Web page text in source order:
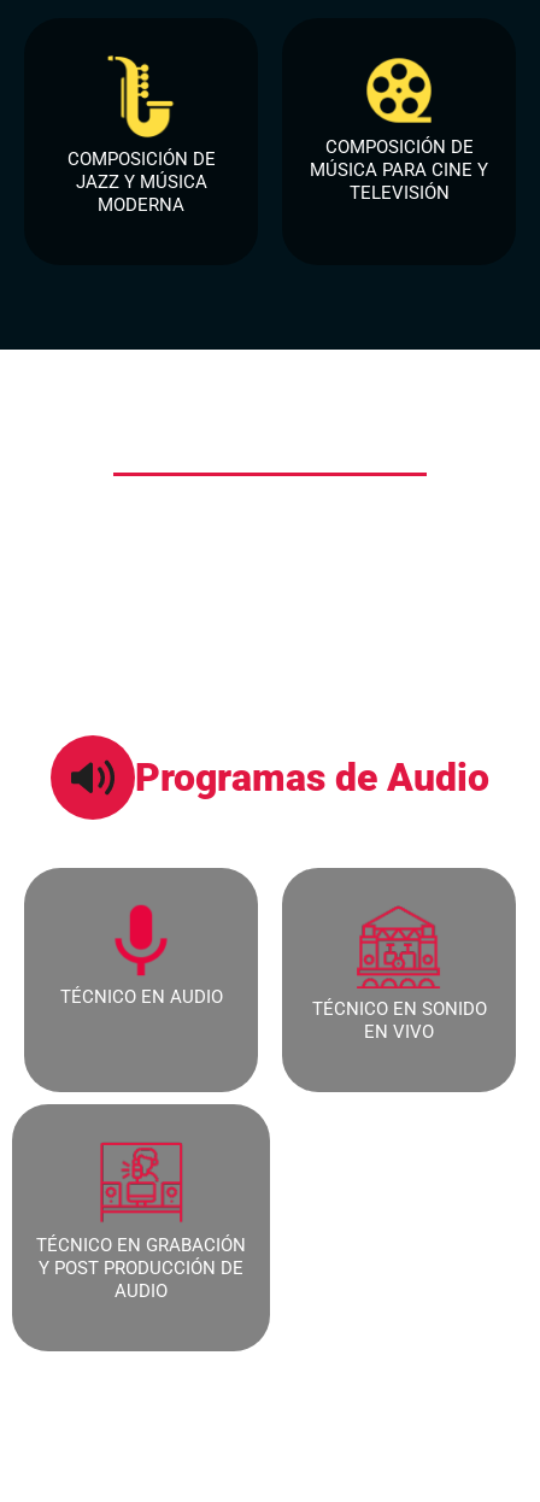
COMPOSICIÓN DE
JAZZ Y MÚSICA
MODERNA
COMPOSICIÓN DE
MÚSICA PARA CINE Y
TELEVISIÓN
Programas de Audio
TÉCNICO EN AUDIO​
TÉCNICO EN SONIDO
EN VIVO
TÉCNICO EN GRABACIÓN
Y POST PRODUCCIÓN DE
AUDIO